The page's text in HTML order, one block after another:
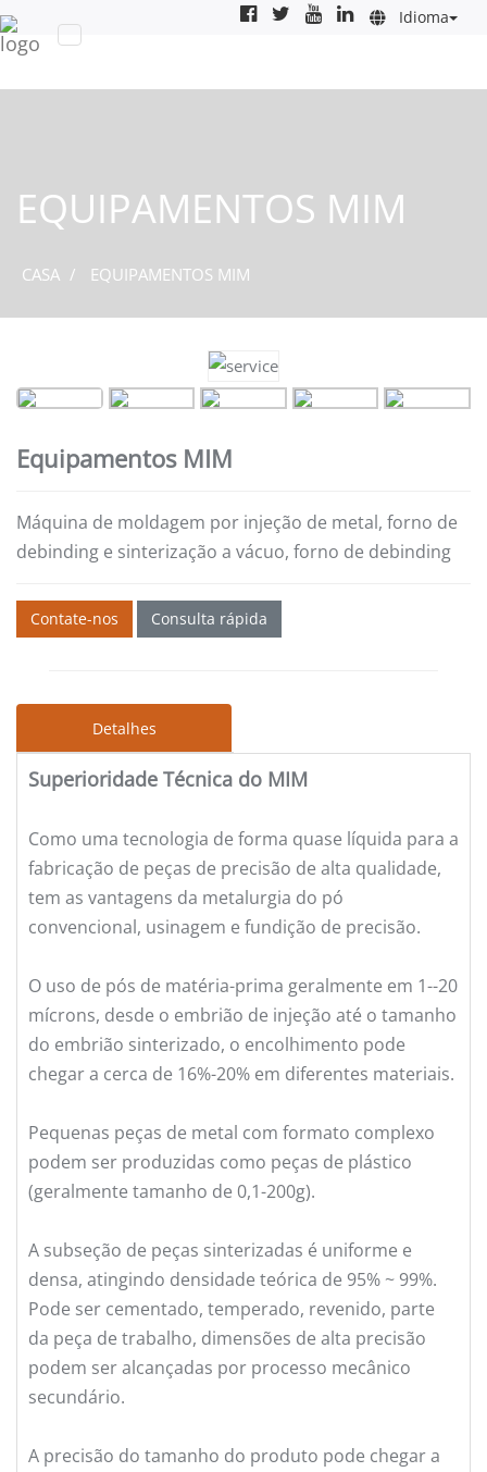
Idioma
EQUIPAMENTOS MIM
CASA EQUIPAMENTOS MIM
Equipamentos MIM
Máquina de moldagem por injeção de metal, forno de
debinding e sinterização a vácuo, forno de debinding
Contate-nos Consulta rápida
Detalhes
Superioridade Técnica do MIM
Como uma tecnologia de forma quase líquida para a
fabricação de peças de precisão de alta qualidade,
tem as vantagens da metalurgia do pó
convencional, usinagem e fundição de precisão.
O uso de pós de matéria-prima geralmente em 1--20
mícrons, desde o embrião de injeção até o tamanho
do embrião sinterizado, o encolhimento pode
chegar a cerca de 16%-20% em diferentes materiais.
Pequenas peças de metal com formato complexo
podem ser produzidas como peças de plástico
(geralmente tamanho de 0,1-200g).
A subseção de peças sinterizadas é uniforme e
densa, atingindo densidade teórica de 95% ~ 99%.
Pode ser cementado, temperado, revenido, parte
da peça de trabalho, dimensões de alta precisão
podem ser alcançadas por processo mecânico
secundário.
A precisão do tamanho do produto pode chegar a